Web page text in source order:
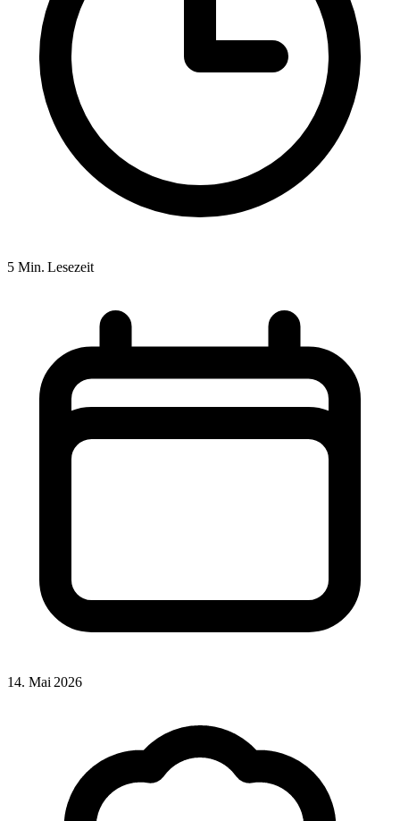
5 Min. Lesezeit
14. Mai 2026